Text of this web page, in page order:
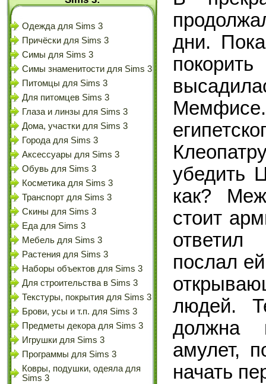
Одежда для Sims 3
Причёски для Sims 3
Симы для Sims 3
Симы знаменитости для Sims 3
Питомцы для Sims 3
Для питомцев Sims 3
Глаза и линзы для Sims 3
Дома, участки для Sims 3
Города для Sims 3
Аксессуары для Sims 3
Обувь для Sims 3
Косметика для Sims 3
Транспорт для Sims 3
Скины для Sims 3
Еда для Sims 3
Мебель для Sims 3
Растения для Sims 3
Наборы объектов для Sims 3
Для строительства в Sims 3
Текстуры, покрытия для Sims 3
Брови, усы и т.п. для Sims 3
Предметы декора для Sims 3
Игрушки для Sims 3
Программы для Sims 3
Ковры, подушки, одеяла для
Sims 3
дни.
убедить
как?
стоит
послал
людей.
должна
амулет,
начать